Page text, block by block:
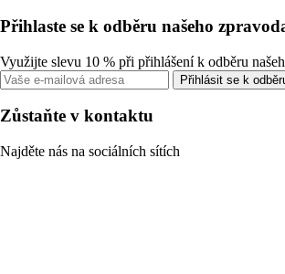
Přihlaste se k odběru našeho
Využijte slevu 10 % při přihlášení k odběru
Přihlásit se k
Zůstaňte v kontaktu
Najděte nás na sociálních sítích